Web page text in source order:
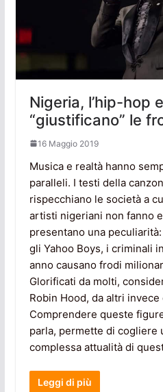
Nigeria, l’hip-hop
“giustificano” le
16 Maggio 2019
Musica e realtà hanno
paralleli. I testi della
rispecchiano le società a
artisti nigeriani non fanno
presentano una
gli Yahoo Boys, i criminali
anno causano frodi
Glorificati da molti,
Robin Hood, da altri
Comprendere queste
parla, permette di cogliere
complessa attualità di
Leggi di più